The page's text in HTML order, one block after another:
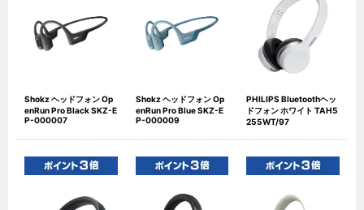
Shokz ヘッドフォン Op
enRun Pro Black SKZ-E
P-000007
Shokz ヘッドフォン Op
enRun Pro Blue SKZ-E
P-000009
PHILIPS Bluetoothヘッ
ドフォン ホワイト TAH5
255WT/97